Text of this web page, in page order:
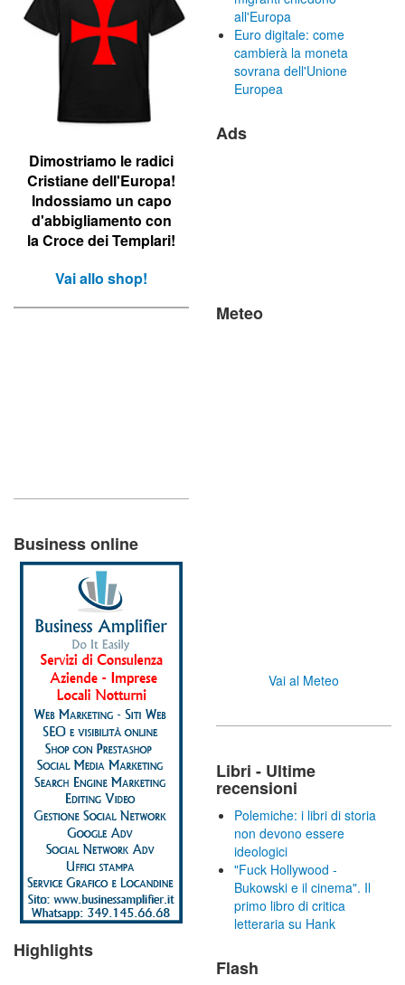
Dimostriamo le radici
Cristiane dell'Europa!
Indossiamo un capo
d'abbigliamento con
la Croce dei Templari!
Vai allo shop!
Business online
Highlights
all'Europa
Euro digitale: come
cambierà la moneta
sovrana dell'Unione
Europea
Ads
Meteo
Vai al Meteo
Libri - Ultime
recensioni
Polemiche: i libri di storia
non devono essere
ideologici
"Fuck Hollywood -
Bukowski e il cinema". Il
primo libro di critica
letteraria su Hank
Flash